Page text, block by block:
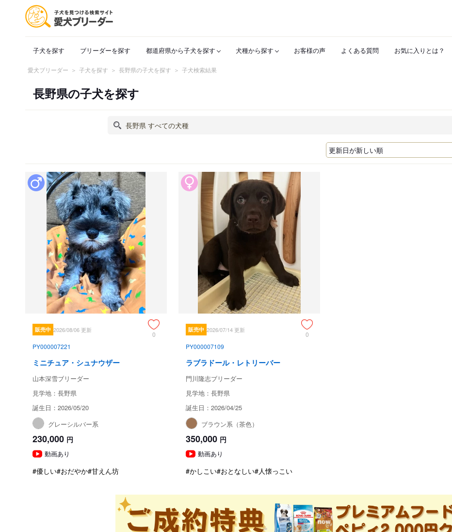
子犬を探す ブリーダーを探す 都道府県から子犬を探す 犬種から探す お客様の声 よくある質問 お気に入りとは？
愛犬ブリーダー 子犬を探す 長野県の子犬を探す 子犬検索結果
長野県の子犬を探す
販売中 2026/08/06 更新
0
PY000007221
ミニチュア・シュナウザー
山本深雪ブリーダー
見学地：長野県
誕生日：2026/05/20
グレーシルバー系
230,000 円
動画あり
#優しい#おだやか#甘えん坊
販売中 2026/07/14 更新
0
PY000007109
ラブラドール・レトリーバー
門川隆志ブリーダー
見学地：長野県
誕生日：2026/04/25
ブラウン系（茶色）
350,000 円
動画あり
#かしこい#おとなしい#人懐っこい